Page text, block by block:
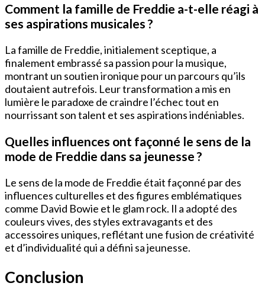
Comment la famille de Freddie a-t-elle réagi à
ses aspirations musicales ?
La famille de Freddie, initialement sceptique, a
finalement embrassé sa passion pour la musique,
montrant un soutien ironique pour un parcours qu’ils
doutaient autrefois. Leur transformation a mis en
lumière le paradoxe de craindre l’échec tout en
nourrissant son talent et ses aspirations indéniables.
Quelles influences ont façonné le sens de la
mode de Freddie dans sa jeunesse ?
Le sens de la mode de Freddie était façonné par des
influences culturelles et des figures emblématiques
comme David Bowie et le glam rock. Il a adopté des
couleurs vives, des styles extravagants et des
accessoires uniques, reflétant une fusion de créativité
et d’individualité qui a défini sa jeunesse.
Conclusion